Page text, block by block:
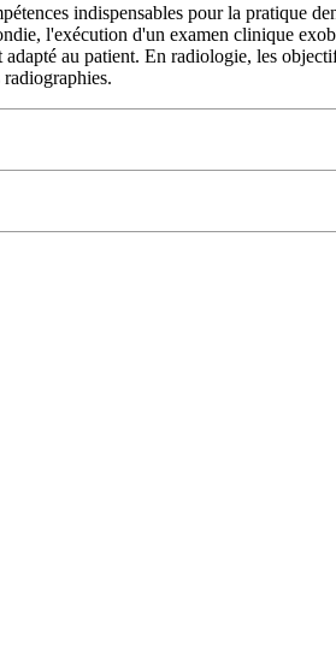
indispensables pour la pratique
l'exécution d'un examen clinique
au patient. En radiologie, les